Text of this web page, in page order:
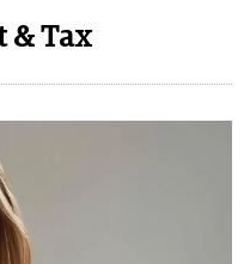
& Tax